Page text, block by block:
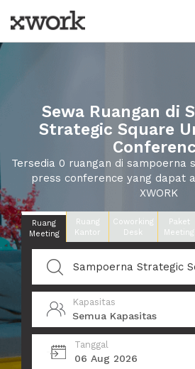
Sewa Ruangan di
Strategic Square
Tersedia 0 ruangan di sampoerna
press conference yang dapat
XWORK
Ruang
Meeting
Ruang
Kantor
Coworking
Desk
Paket
Meeting
Kapasitas
Semua Kapasitas
Tanggal
06 Aug 2026